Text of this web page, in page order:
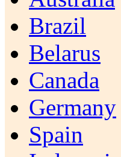
Brazil
Belarus
Canada
Germany
Spain